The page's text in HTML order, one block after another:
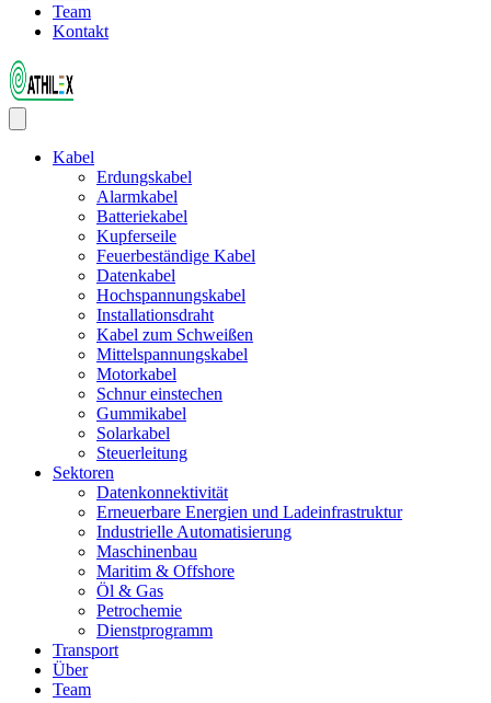
Team
Kontakt
Kabel
Erdungskabel
Alarmkabel
Batteriekabel
Kupferseile
Feuerbeständige Kabel
Datenkabel
Hochspannungskabel
Installationsdraht
Kabel zum Schweißen
Mittelspannungskabel
Motorkabel
Schnur einstechen
Gummikabel
Solarkabel
Steuerleitung
Sektoren
Datenkonnektivität
Erneuerbare Energien und Ladeinfrastruktur
Industrielle Automatisierung
Maschinenbau
Maritim & Offshore
Öl & Gas
Petrochemie
Dienstprogramm
Transport
Über
Team